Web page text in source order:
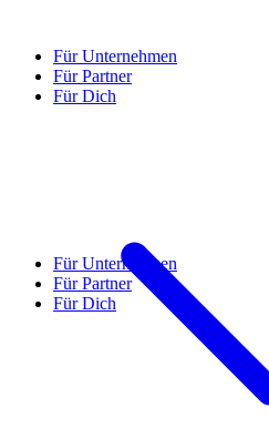
Für Unternehmen
Für Partner
Für Dich
Für Unternehmen
Für Partner
Für Dich